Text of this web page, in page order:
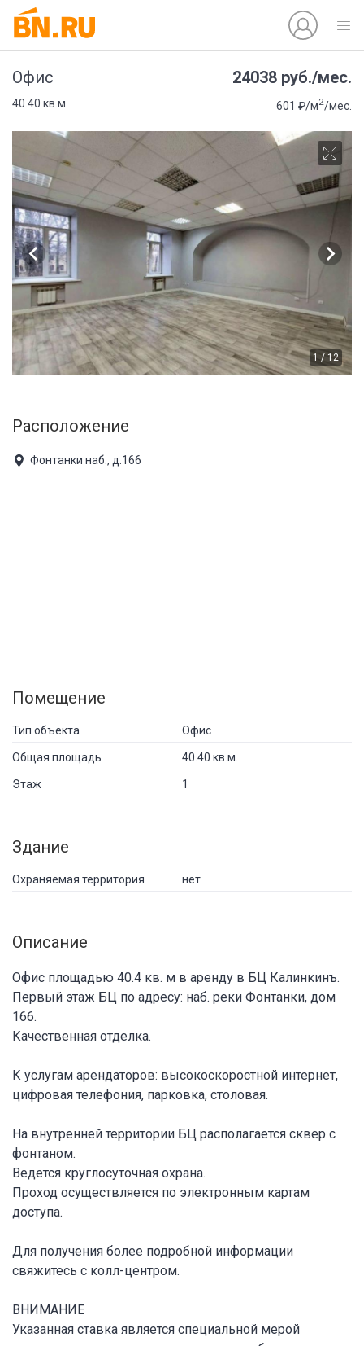
Офис 24038 руб./мес.
40.40 кв.м. 601 ₽/м2/мес.
1 / 12
Расположение
Фонтанки наб., д.166
Помещение
Тип объекта Офис
Общая площадь 40.40 кв.м.
Этаж 1
Здание
Охраняемая территория нет
Описание
Офис площадью 40.4 кв. м в аренду в БЦ Калинкинъ.
Первый этаж БЦ по адресу: наб. реки Фонтанки, дом
166.
Качественная отделка.
К услугам арендаторов: высокоскоростной интернет,
цифровая телефония, парковка, столовая.
На внутренней территории БЦ располагается сквер с
фонтаном.
Ведется круглосуточная охрана.
Проход осуществляется по электронным картам
доступа.
Для получения более подробной информации
свяжитесь с колл-центром.
ВНИМАНИЕ
Указанная ставка является специальной мерой